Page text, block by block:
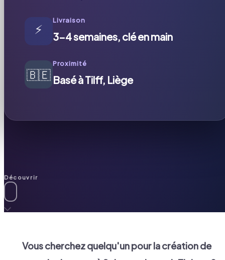
⚡
Livraison
3-4 semaines, clé en main
🇧🇪
Proximité
Basé à Tilff, Liège
Découvrir
Vous cherchez quelqu'un pour la création de